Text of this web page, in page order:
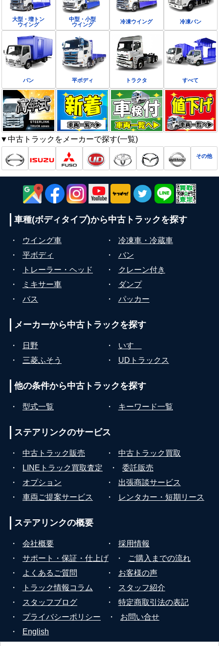
大型・増トン
ウイング
中型・小型
ウイング
冷凍ウイング 冷凍バン
バン 平ボディ トラクタ すべて
▼中古トラックをメーカーで探す(一覧)
その他
車種(ボディタイプ)から中古トラックを探す
・ ウイング車 ・
冷凍車・冷蔵車
・
平ボディ ・
バン
・
トレーラー・ヘッド ・
クレーン付き
・
ミキサー車 ・
ダンプ
・
バス ・ パッカー
メーカーから中古トラックを探す
・ 日野 ・
いすゞ
・
三菱ふそう ・ UDトラックス
他の条件から中古トラックを探す
・ 型式一覧 ・ キーワード一覧
ステアリンクのサービス
・ 中古トラック販売 ・
中古トラック買取
・
LINEトラック買取査定 ・
委託販売
・
オプション ・
出張商談サービス
・
車両ご提案サービス ・ レンタカー・短期リース
ステアリンクの概要
・ 会社概要 ・
採用情報
・
サポート・保証・仕上げ ・
ご購入までの流れ
・
よくあるご質問 ・
お客様の声
・
トラック情報コラム ・
スタッフ紹介
・
スタッフブログ ・
特定商取引法の表記
・
プライバシーポリシー ・
お問い合せ
・
English